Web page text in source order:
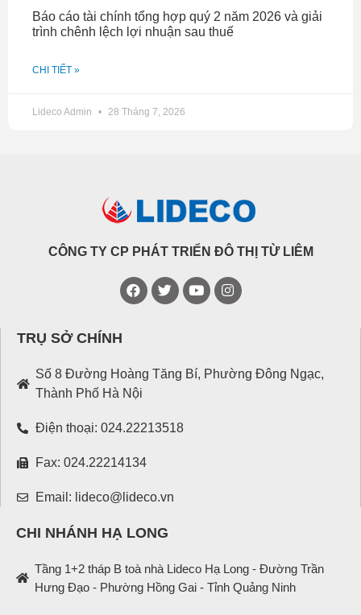
Báo cáo tài chính tổng hợp quý 2 năm 2026 và giải
trình chênh lệch lợi nhuận sau thuế
CHI TIẾT »
Lideco Admin 28 Tháng 7, 2026
CÔNG TY CP PHÁT TRIỂN ĐÔ THỊ TỪ LIÊM
TRỤ SỞ CHÍNH
Số 8 Đường Hoàng Tăng Bí, Phường Đông Ngạc,
Thành Phố Hà Nội
Điện thoại: 024.22213518
Fax: 024.22214134
Email: lideco@lideco.vn
CHI NHÁNH HẠ LONG
Tầng 1+2 tháp B toà nhà Lideco Hạ Long - Đường Trần
Hưng Đạo - Phường Hồng Gai - Tỉnh Quảng Ninh